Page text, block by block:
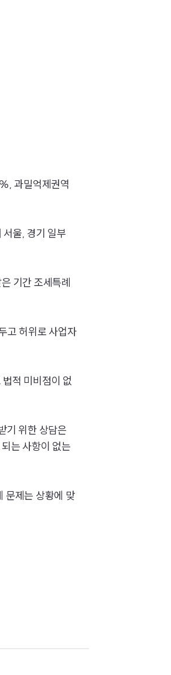
룹소개
의 강점
파트너 로펌
의 소리
AI대륜
과밀억제권역
울, 경기 일부
기간 조세특례
고 허위로 사업자
적 미비점이 없
기 위한 상담은
는 사항이 없는
문제는 상황에 맞